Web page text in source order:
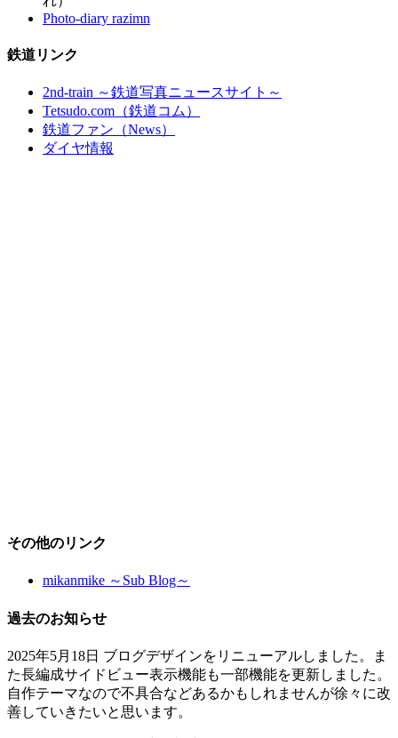
Photo-diary razimn
鉄道リンク
2nd-train ～鉄道写真ニュースサイト～
Tetsudo.com（鉄道コム）
鉄道ファン（News）
ダイヤ情報
その他のリンク
mikanmike ～Sub Blog～
過去のお知らせ
2025年5月18日 ブログデザインをリニューアルしました。ま
た長編成サイドビュー表示機能も一部機能を更新しました。
自作テーマなので不具合などあるかもしれませんが徐々に改
善していきたいと思います。